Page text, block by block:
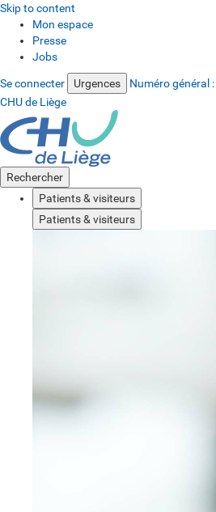
Skip to content
Mon espace
Presse
Jobs
Se connecter Urgences Numéro général :
CHU de Liège
Rechercher
Patients & visiteurs
Patients & visiteurs